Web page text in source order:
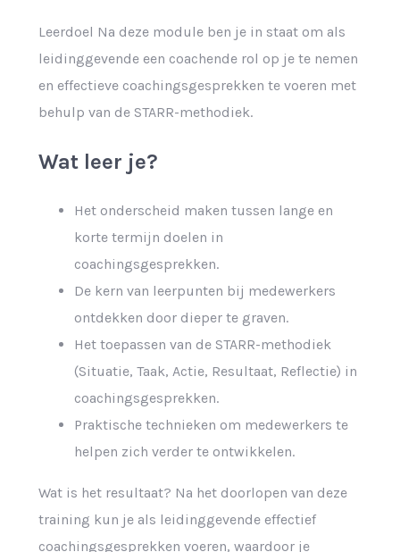
Leerdoel Na deze module ben je in staat om als
leidinggevende een coachende rol op je te nemen
en effectieve coachingsgesprekken te voeren met
behulp van de STARR-methodiek.
Wat leer je?
Het onderscheid maken tussen lange en
korte termijn doelen in
coachingsgesprekken.
De kern van leerpunten bij medewerkers
ontdekken door dieper te graven.
Het toepassen van de STARR-methodiek
(Situatie, Taak, Actie, Resultaat, Reflectie) in
coachingsgesprekken.
Praktische technieken om medewerkers te
helpen zich verder te ontwikkelen.
Wat is het resultaat? Na het doorlopen van deze
training kun je als leidinggevende effectief
coachingsgesprekken voeren, waardoor je